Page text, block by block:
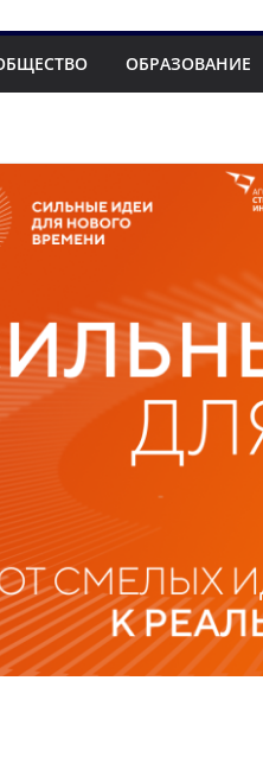
ОБРАЗОВАНИЕ